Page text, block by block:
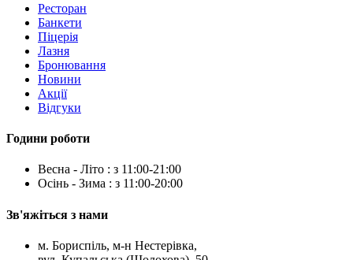
Ресторан
Банкети
Піцерія
Лазня
Бронювання
Новини
Акції
Відгуки
Години роботи
Весна - Літо : з 11:00-21:00
Осінь - Зима : з 11:00-20:00
Зв'яжіться з нами
м. Бориспіль, м-н Нестерівка,